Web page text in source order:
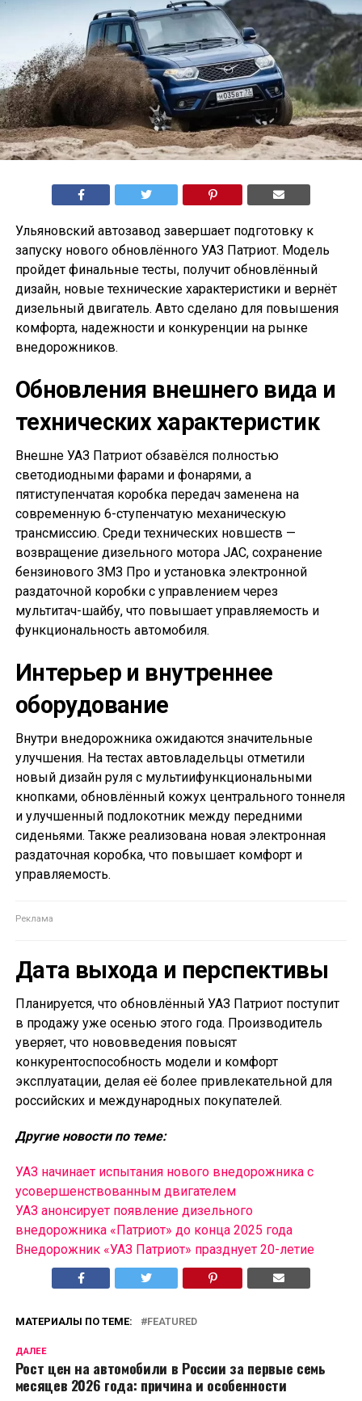
Ульяновский автозавод завершает подготовку к
запуску нового обновлённого УАЗ Патриот. Модель
пройдет финальные тесты, получит обновлённый
дизайн, новые технические характеристики и вернёт
дизельный двигатель. Авто сделано для повышения
комфорта, надежности и конкуренции на рынке
внедорожников.
Обновления внешнего вида и
технических характеристик
Внешне УАЗ Патриот обзавёлся полностью
светодиодными фарами и фонарями, а
пятиступенчатая коробка передач заменена на
современную 6-ступенчатую механическую
трансмиссию. Среди технических новшеств —
возвращение дизельного мотора JAC, сохранение
бензинового ЗМЗ Про и установка электронной
раздаточной коробки с управлением через
мультитач-шайбу, что повышает управляемость и
функциональность автомобиля.
Интерьер и внутреннее
оборудование
Внутри внедорожника ожидаются значительные
улучшения. На тестах автовладельцы отметили
новый дизайн руля с мультиифункциональными
кнопками, обновлённый кожух центрального тоннеля
и улучшенный подлокотник между передними
сиденьями. Также реализована новая электронная
раздаточная коробка, что повышает комфорт и
управляемость.
Дата выхода и перспективы
Планируется, что обновлённый УАЗ Патриот поступит
в продажу уже осенью этого года. Производитель
уверяет, что нововведения повысят
конкурентоспособность модели и комфорт
эксплуатации, делая её более привлекательной для
российских и международных покупателей.
Другие новости по теме:
УАЗ начинает испытания нового внедорожника с
усовершенствованным двигателем
УАЗ анонсирует появление дизельного
внедорожника «Патриот» до конца 2025 года
Внедорожник «УАЗ Патриот» празднует 20-летие
МАТЕРИАЛЫ ПО ТЕМЕ: FEATURED
ДАЛЕЕ
Рост цен на автомобили в России за первые семь
месяцев 2026 года: причина и особенности